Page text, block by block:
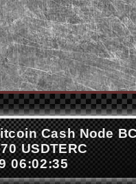
Cash Node
USDTERC
06:02:35